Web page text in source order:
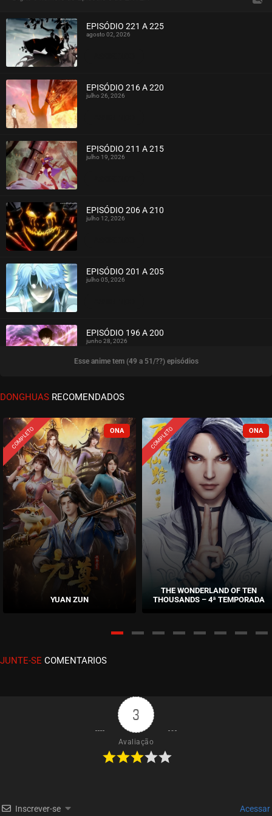
EPISÓDIO 221 A 225
agosto 02, 2026
EPISÓDIO 216 A 220
julho 26, 2026
EPISÓDIO 211 A 215
julho 19, 2026
EPISÓDIO 206 A 210
julho 12, 2026
EPISÓDIO 201 A 205
julho 05, 2026
ASSISTIDO
EPISÓDIO 196 A 200
junho 28, 2026
ASSISTIDO
EPISÓDIO 191 A 195
ASSISTIDO
EPISÓDIO 186 A 190
junho 11, 2026
ASSISTIDO
EPISÓDIO 181 A 185
junho 07, 2026
EPISÓDIO 176 A 180
maio 28, 2026
ASSISTIDO
EPISÓDIO 167 A 170
maio 14, 2026
EPISÓDIO 163 A 166
Esse anime tem (49 a 51/??) episódios
DONGHUAS RECOMENDADOS
COMPLETO
YUAN ZUN
COMPLETO
THE WONDERLAND OF TEN
THOUSANDS – 4ª TEMPORADA
JUNTE-SE COMENTARIOS
3
Avaliação
Inscrever-se Acessar